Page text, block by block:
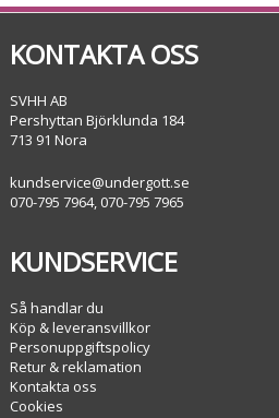
KONTAKTA OSS
SVHH AB
Pershyttan Björklunda 184
713 91 Nora
kundservice@undergott.se
070-795 7964, 070-795 7965
KUNDSERVICE
Så handlar du
Köp & leveransvillkor
Personuppgiftspolicy
Retur & reklamation
Kontakta oss
Cookies